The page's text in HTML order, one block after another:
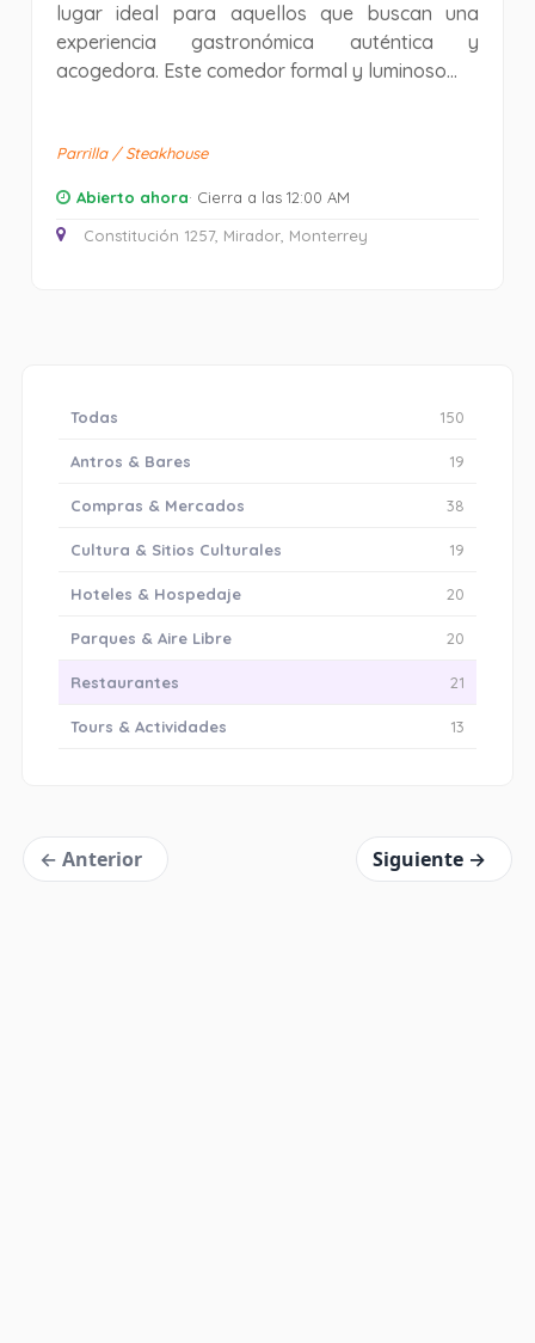
lugar ideal para aquellos que buscan una
experiencia gastronómica auténtica y
acogedora. Este comedor formal y luminoso...
Parrilla / Steakhouse
Abierto ahora· Cierra a las 12:00 AM
Constitución 1257, Mirador, Monterrey
Todas 150
Antros & Bares 19
Compras & Mercados 38
Cultura & Sitios Culturales 19
Hoteles & Hospedaje 20
Parques & Aire Libre 20
Restaurantes 21
Tours & Actividades 13
« Anterior